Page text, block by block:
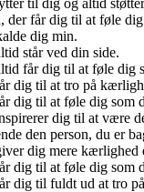
får dig til at føle
dig min.
står ved din side.
får dig til at føle dig
dig til at tro på
dig til at føle dig som
dig til at være
den person, du er
dig mere kærlighed
dig til at føle dig som
dig til fuldt ud at tro